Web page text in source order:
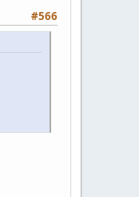
#566